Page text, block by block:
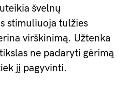
švelnų
stimuliuoja tulžies
virškinimą. Užtenka
ne padaryti gėrimą
jį pagyvinti.